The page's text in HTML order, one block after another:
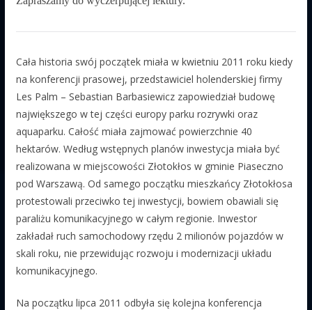
Cała historia swój początek miała w kwietniu 2011 roku kiedy
na konferencji prasowej, przedstawiciel holenderskiej firmy
Les Palm – Sebastian Barbasiewicz zapowiedział budowę
największego w tej części europy parku rozrywki oraz
aquaparku. Całość miała zajmować powierzchnie 40
hektarów. Według wstępnych planów inwestycja miała być
realizowana w miejscowości Złotokłos w gminie Piaseczno
pod Warszawą. Od samego początku mieszkańcy Złotokłosa
protestowali przeciwko tej inwestycji, bowiem obawiali się
paraliżu komunikacyjnego w całym regionie. Inwestor
zakładał ruch samochodowy rzędu 2 milionów pojazdów w
skali roku, nie przewidując rozwoju i modernizacji układu
komunikacyjnego.
Na początku lipca 2011 odbyła się kolejna konferencja